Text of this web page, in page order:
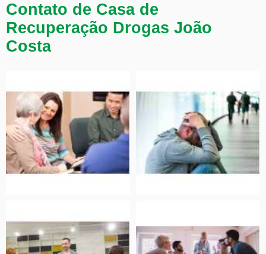
Contato de Casa de
Recuperação Drogas João
Costa